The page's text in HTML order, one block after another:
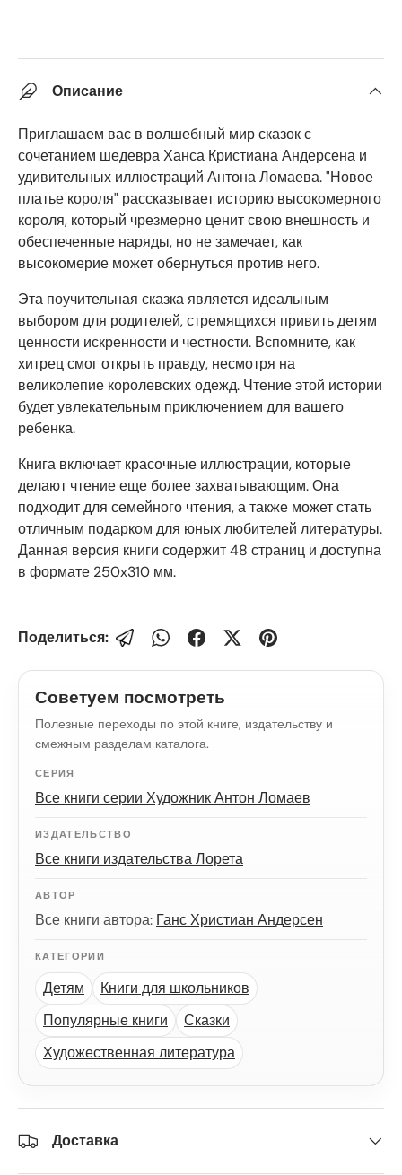
Описание
Приглашаем вас в волшебный мир сказок с
сочетанием шедевра Ханса Кристиана Андерсена и
удивительных иллюстраций Антона Ломаева. "Новое
платье короля" рассказывает историю высокомерного
короля, который чрезмерно ценит свою внешность и
обеспеченные наряды, но не замечает, как
высокомерие может обернуться против него.
Эта поучительная сказка является идеальным
выбором для родителей, стремящихся привить детям
ценности искренности и честности. Вспомните, как
хитрец смог открыть правду, несмотря на
великолепие королевских одежд. Чтение этой истории
будет увлекательным приключением для вашего
ребенка.
Книга включает красочные иллюстрации, которые
делают чтение еще более захватывающим. Она
подходит для семейного чтения, а также может стать
отличным подарком для юных любителей литературы.
Данная версия книги содержит 48 страниц и доступна
в формате 250x310 мм.
Поделиться:
Советуем посмотреть
Полезные переходы по этой книге, издательству и
смежным разделам каталога.
СЕРИЯ
Все книги серии Художник Антон Ломаев
ИЗДАТЕЛЬСТВО
Все книги издательства Лорета
АВТОР
Все книги автора: Ганс Христиан Андерсен
КАТЕГОРИИ
Детям
Книги для школьников
Популярные книги
Сказки
Художественная литература
Доставка